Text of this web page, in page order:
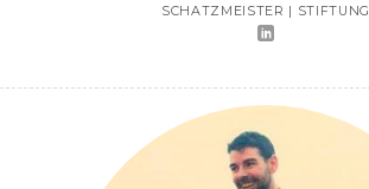
SCHATZMEISTER | STIFTUNG